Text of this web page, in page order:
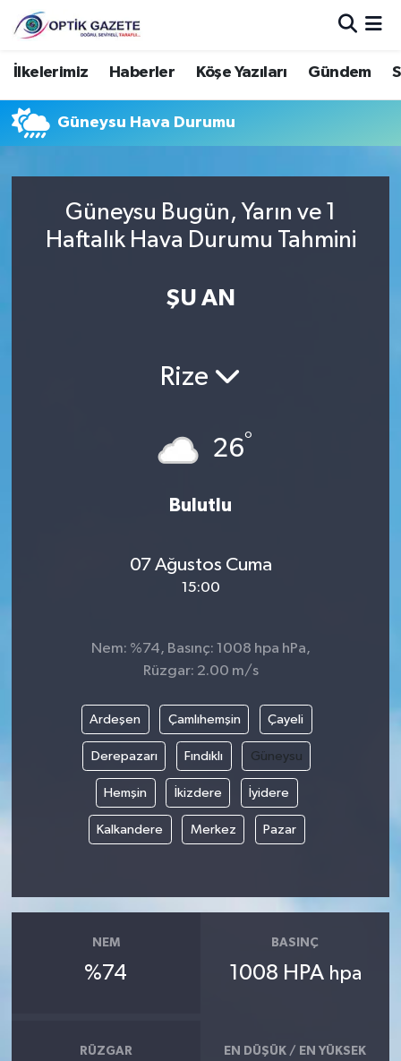
İlkelerimiz Haberler Köşe Yazıları Gündem
Güneysu Hava Durumu
Güneysu Bugün, Yarın ve 1
Haftalık Hava Durumu Tahmini
ŞU AN
Rize
26°
Bulutlu
07 Ağustos Cuma
15:00
Nem: %74, Basınç: 1008 hpa hPa,
Rüzgar: 2.00 m/s
Ardeşen Çamlıhemşin Çayeli
Derepazarı Fındıklı Güneysu
Hemşin İkizdere İyidere
Kalkandere Merkez Pazar
NEM
%74
BASINÇ
1008 HPA hpa
RÜZGAR EN DÜŞÜK / EN YÜKSEK
Nöbetçi Eczaneler
Hava Durumu
Trafik Durumu
Süper Lig Puan Durumu ve Fikstür